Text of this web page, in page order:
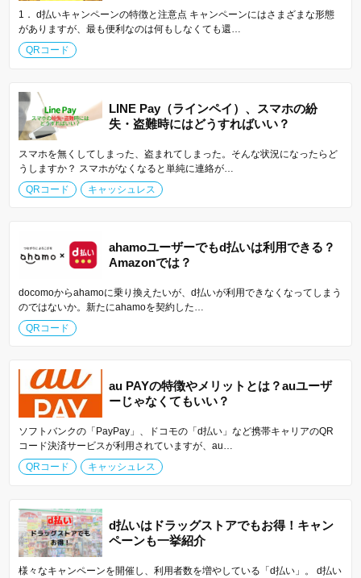
1． d払いキャンペーンの特徴と注意点 キャンペーンにはさまざまな形態
がありますが、最も便利なのは何もしなくても還…
QRコード
LINE Pay（ラインペイ）、スマホの紛
失・盗難時にはどうすればいい？
スマホを無くしてしまった、盗まれてしまった。そんな状況になったらど
うしますか？ スマホがなくなると単純に連絡が…
QRコード
キャッシュレス
ahamoユーザーでもd払いは利用できる？
Amazonでは？
docomoからahamoに乗り換えたいが、d払いが利用できなくなってしまう
のではないか。新たにahamoを契約した…
QRコード
au PAYの特徴やメリットとは？auユーザ
ーじゃなくてもいい？
ソフトバンクの「PayPay」、ドコモの「d払い」など携帯キャリアのQR
コード決済サービスが利用されていますが、au…
QRコード
キャッシュレス
d払いはドラッグストアでもお得！キャン
ペーンも一挙紹介
様々なキャンペーンを開催し、利用者数を増やしている「d払い」。 d払い